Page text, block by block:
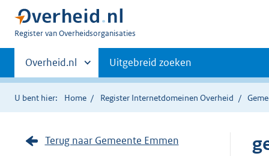
U
Register van Overheidsorganisaties
Primaire
navigatie
Andere
sites
binnen
Overheid.nl Uitgebreid zoeken
U bent hier: Home Register Internetdomeinen Overheid
Terug naar Gemeente Emmen